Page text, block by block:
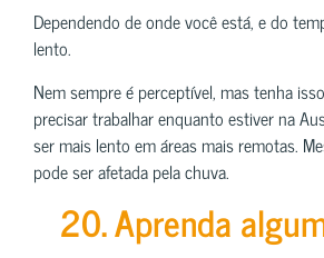
Dependendo de onde você está, e do
lento.
Nem sempre é perceptível, mas tenha
precisar trabalhar enquanto estiver na
ser mais lento em áreas mais remotas.
pode ser afetada pela chuva.
20. Aprenda